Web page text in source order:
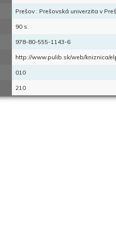
Prešov : Prešovská univerzita v
90 s.
978-80-555-1143-6
http://www.pulib.sk/web/kniznica/
010
210